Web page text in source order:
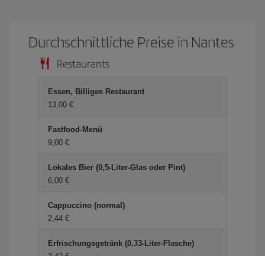
Durchschnittliche Preise in Nantes
Restaurants
Essen, Billiges Restaurant
13,00 €
Fastfood-Menü
9,00 €
Lokales Bier (0,5-Liter-Glas oder Pint)
6,00 €
Cappuccino (normal)
2,44 €
Erfrischungsgetränk (0,33-Liter-Flasche)